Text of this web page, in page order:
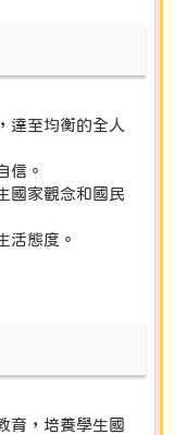
達至均衡的全人
信。
國家觀念和國民
活態度。
育，培養學生國